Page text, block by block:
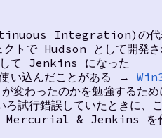
Integration)の代
クトで Hudson として開
て Jenkins になった
い込んだことがある →
わったのかを勉強するた
試行錯誤していたときに
& Jenkins を作る